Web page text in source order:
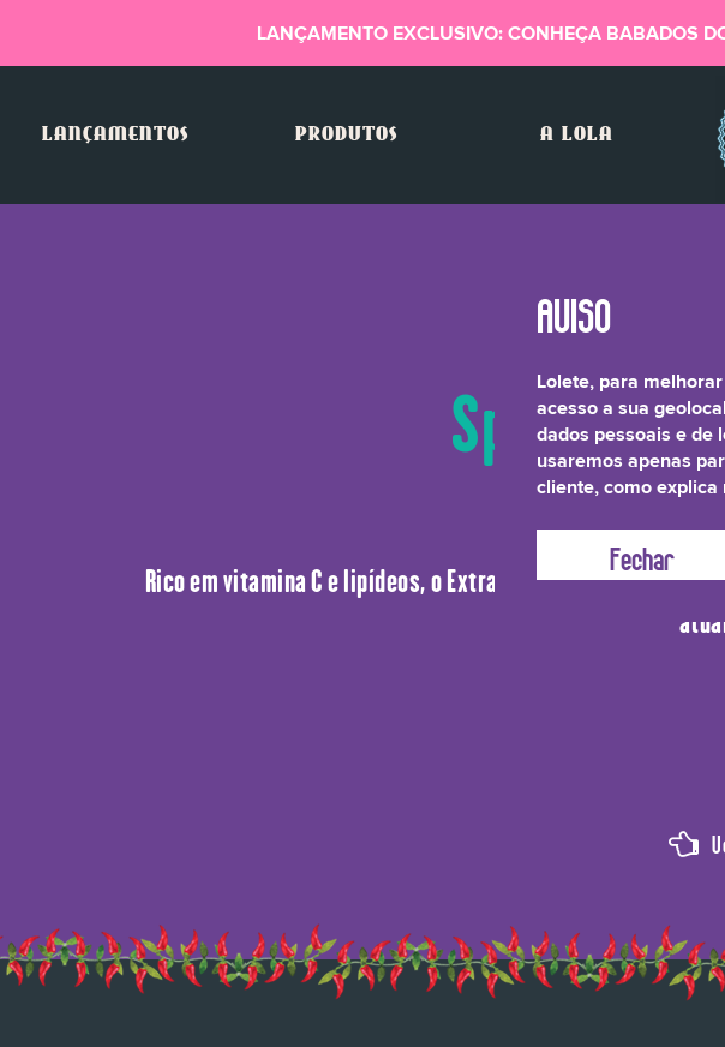
LANÇAMENTO EXCLUSIVO: CONHEÇA BABADOS
LANÇAMENTOS PRODUTOS A LOLA
Spondias
Rico em vitamina C e lipídeos, o Extrato de Umbú Cajá é
Lolete, para
acesso a sua
dados pessoais e de
usaremos apenas
cliente, como explica